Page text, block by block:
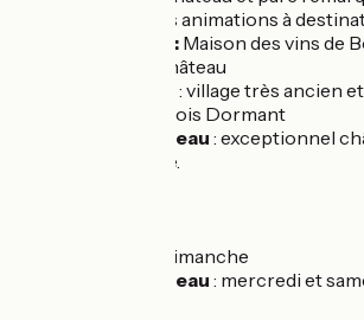
nombreuses animations à
Bourgueuil : Maison des vins de
au pied du château
: village très ancien
La Belle au Bois Dormant
Azay-le-Rideau : exceptionnel
Renaissance.
: dimanche
Azay-le-Rideau : mercredi et